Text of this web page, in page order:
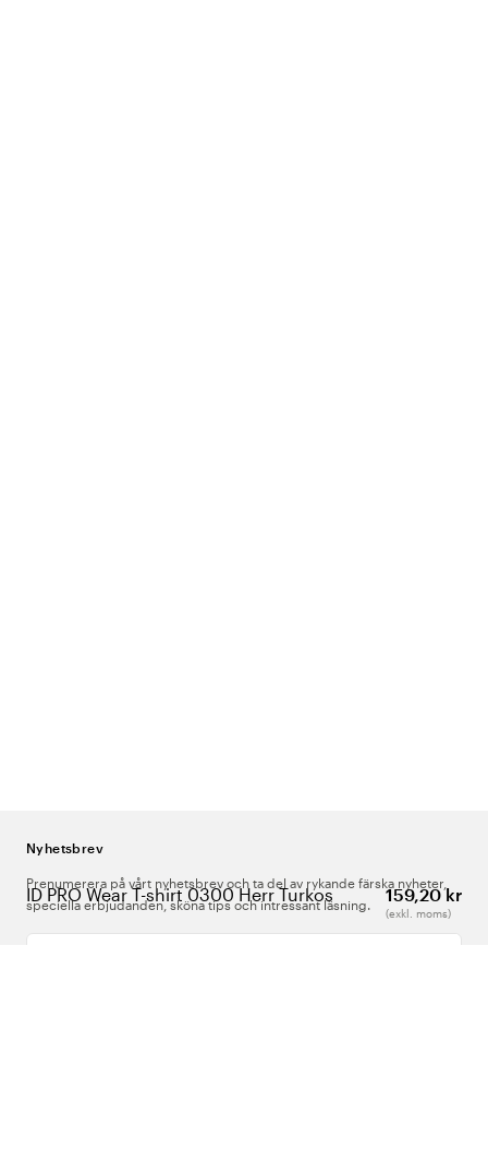
ID PRO Wear T-shirt 0300 Herr Turkos 159,20 kr
(exkl. moms)
Nyhetsbrev
Prenumerera på vårt nyhetsbrev och ta del av rykande färska nyheter,
speciella erbjudanden, sköna tips och intressant läsning.
Ange din e-postadress